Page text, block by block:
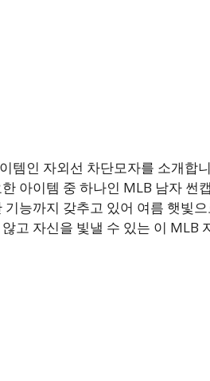
템인 자외선 차단모자를 소개합
아이템 중 하나인 MLB 남자 썬
능까지 갖추고 있어 여름 햇빛
고 자신을 빛낼 수 있는 이 MLB